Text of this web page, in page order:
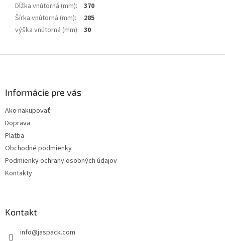
Dĺžka vnútorná (mm):
370
Šírka vnútorná (mm):
285
výška vnútorná (mm): 30
Informácie pre vás
Ako nakupovať
Doprava
Platba
Obchodné podmienky
Podmienky ochrany osobných údajov
Kontakty
Kontakt
info@jaspack.com